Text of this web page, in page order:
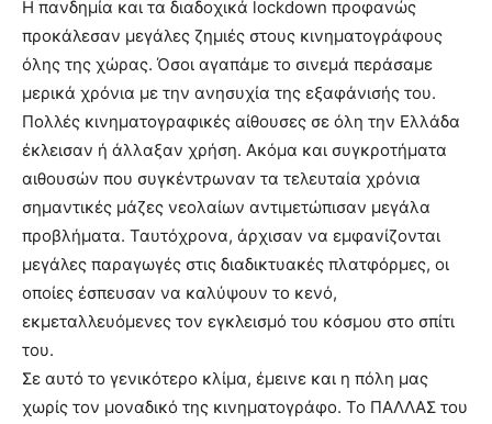
Η πανδημία και τα διαδοχικά lockdown προφανώς
προκάλεσαν μεγάλες ζημιές στους κινηματογράφους
όλης της χώρας. Όσοι αγαπάμε το σινεμά περάσαμε
μερικά χρόνια με την ανησυχία της εξαφάνισής του.
Πολλές κινηματογραφικές αίθουσες σε όλη την Ελλάδα
έκλεισαν ή άλλαξαν χρήση. Ακόμα και συγκροτήματα
αιθουσών που συγκέντρωναν τα τελευταία χρόνια
σημαντικές μάζες νεολαίων αντιμετώπισαν μεγάλα
προβλήματα. Ταυτόχρονα, άρχισαν να εμφανίζονται
μεγάλες παραγωγές στις διαδικτυακές πλατφόρμες, οι
οποίες έσπευσαν να καλύψουν το κενό,
εκμεταλλευόμενες τον εγκλεισμό του κόσμου στο σπίτι
του.
Σε αυτό το γενικότερο κλίμα, έμεινε και η πόλη μας
χωρίς τον μοναδικό της κινηματογράφο. Το ΠΑΛΛΑΣ του